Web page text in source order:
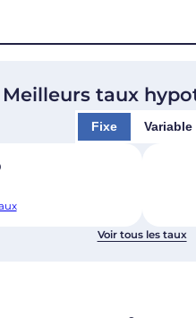
Meilleurs taux
Fixe Variable
Voir tous les taux